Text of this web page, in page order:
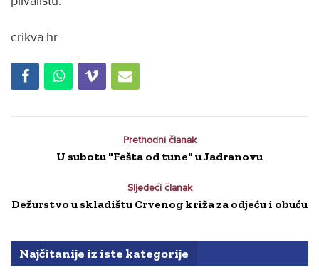
crikva.hr
Prethodni članak
U subotu "Fešta od tune" u Jadranovu
Sljedeći članak
Dežurstvo u skladištu Crvenog križa za odjeću i obuću
Najčitanije iz iste kategorije